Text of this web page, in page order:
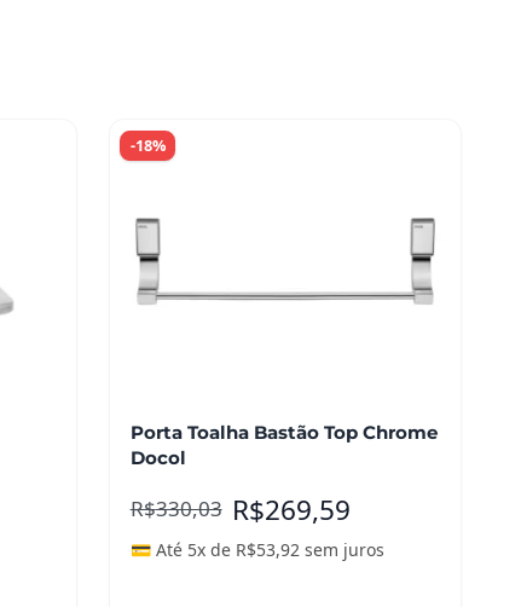
-18%
Porta Toalha Bastão Top Chrome
Docol
R$330,03 R$269,59
💳 Até 5x de R$53,92sem juros